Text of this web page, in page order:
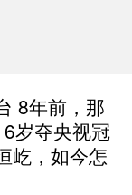
8年前，那
岁夺央视冠
屹，如今怎